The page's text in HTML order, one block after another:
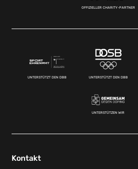
OFFIZIELLER CHARITY-PARTNER
UNTERSTÜTZT DEN DBB UNTERSTÜTZT DEN DBB
UNTERSTÜTZEN WIR
Kontakt